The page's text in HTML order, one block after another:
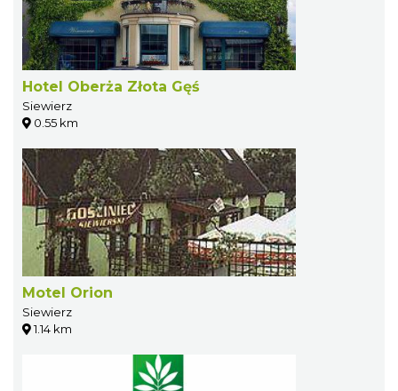
Hotel Oberża Złota Gęś
Siewierz
0.55 km
Motel Orion
Siewierz
1.14 km